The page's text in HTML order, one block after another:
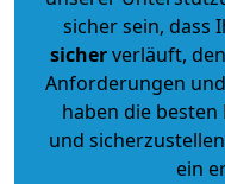
sicher sein, dass
sicherverläuft,
Anforderungen
haben die
und
ein